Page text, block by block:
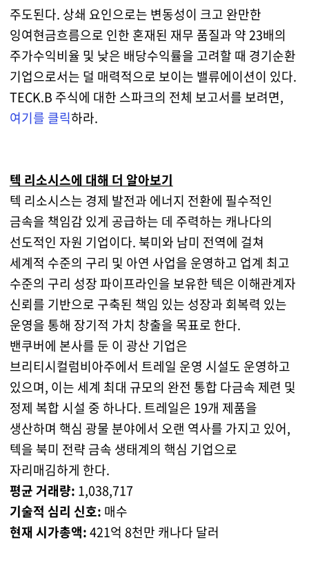
주도된다. 상쇄 요인으로는 변동성이 크고 완만한
잉여현금흐름으로 인한 혼재된 재무 품질과 약 23배의
주가수익비율 및 낮은 배당수익률을 고려할 때 경기순환
기업으로서는 덜 매력적으로 보이는 밸류에이션이 있다.
TECK.B 주식에 대한 스파크의 전체 보고서를 보려면,
여기를 클릭하라.
텍 리소시스에 대해 더 알아보기
텍 리소시스는 경제 발전과 에너지 전환에 필수적인
금속을 책임감 있게 공급하는 데 주력하는 캐나다의
선도적인 자원 기업이다. 북미와 남미 전역에 걸쳐
세계적 수준의 구리 및 아연 사업을 운영하고 업계 최고
수준의 구리 성장 파이프라인을 보유한 텍은 이해관계자
신뢰를 기반으로 구축된 책임 있는 성장과 회복력 있는
운영을 통해 장기적 가치 창출을 목표로 한다.
밴쿠버에 본사를 둔 이 광산 기업은
브리티시컬럼비아주에서 트레일 운영 시설도 운영하고
있으며, 이는 세계 최대 규모의 완전 통합 다금속 제련 및
정제 복합 시설 중 하나다. 트레일은 19개 제품을
생산하며 핵심 광물 분야에서 오랜 역사를 가지고 있어,
텍을 북미 전략 금속 생태계의 핵심 기업으로
자리매김하게 한다.
평균 거래량: 1,038,717
기술적 심리 신호: 매수
현재 시가총액:421억 8천만 캐나다 달러